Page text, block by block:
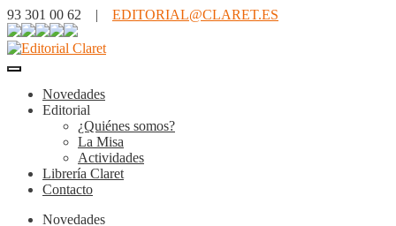
93 301 00 62 | EDITORIAL@CLARET.ES
Novedades
Editorial
¿Quiénes somos?
La Misa
Actividades
Librería Claret
Contacto
Novedades